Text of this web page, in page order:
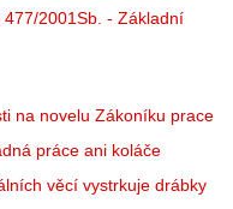
2001Sb. - Základní
na novelu Zákoníku prace
práce ani koláče
věcí vystrkuje drábky